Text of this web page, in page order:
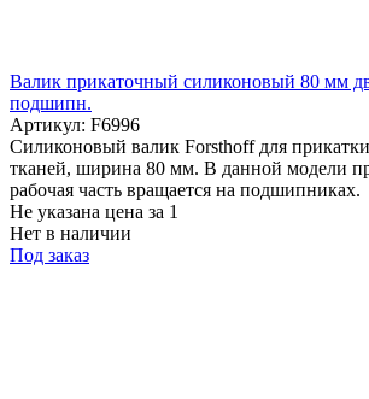
Валик прикаточный силиконовый 80 мм
подшипн.
Артикул: F6996
Силиконовый валик Forsthoff для
тканей, ширина 80 мм. В данной модели
рабочая часть вращается на подшипниках.
Не указана цена за 1
Нет в наличии
Под заказ